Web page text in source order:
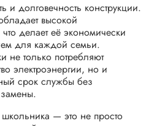
и долговечность конструкции.
высокой
делает её экономически
для каждой семьи.
не только потребляют
электроэнергии, но и
срок службы без
— это не просто